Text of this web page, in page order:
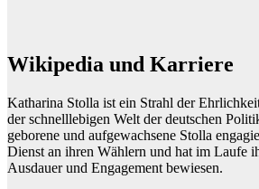
Wikipedia und Karriere
Katharina Stolla ist ein Strahl der
der schnelllebigen Welt der deutschen
geborene und aufgewachsene Stolla
Dienst an ihren Wählern und hat im Laufe
Ausdauer und Engagement bewiesen.